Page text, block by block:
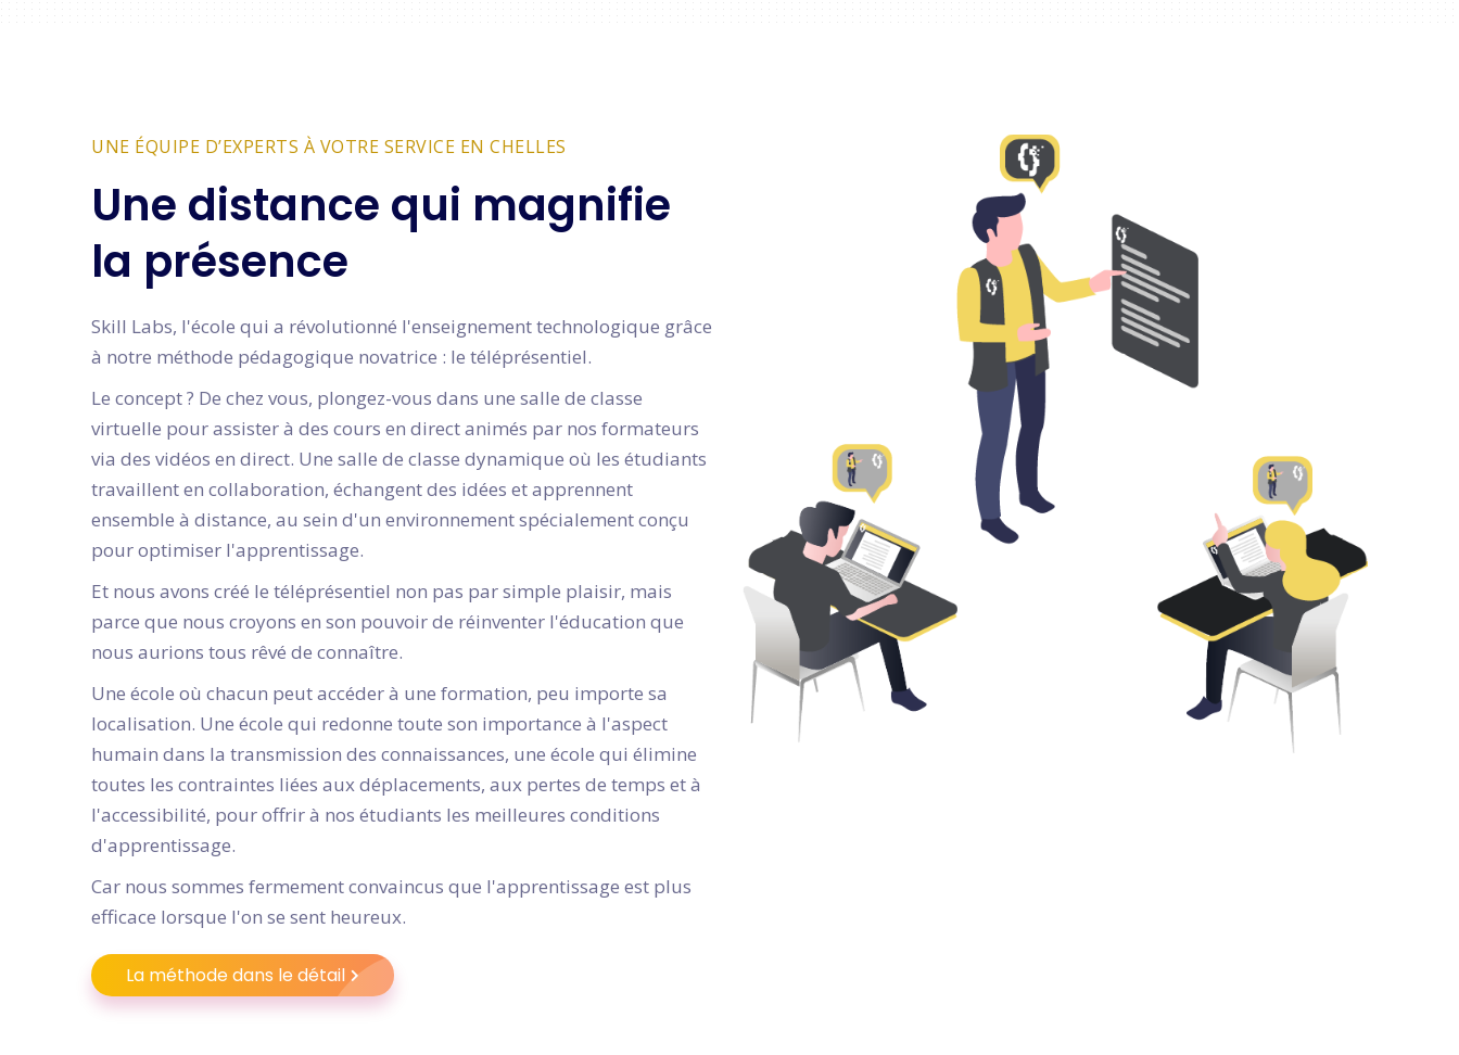
UNE ÉQUIPE D’EXPERTS À VOTRE SERVICE EN CHELLES
Une distance qui magnifie
la présence
Skill Labs, l'école qui a révolutionné l'enseignement technologique grâce
à notre méthode pédagogique novatrice : le téléprésentiel.
Le concept ? De chez vous, plongez-vous dans une salle de classe
virtuelle pour assister à des cours en direct animés par nos formateurs
via des vidéos en direct. Une salle de classe dynamique où les étudiants
travaillent en collaboration, échangent des idées et apprennent
ensemble à distance, au sein d'un environnement spécialement conçu
pour optimiser l'apprentissage.
Et nous avons créé le téléprésentiel non pas par simple plaisir, mais
parce que nous croyons en son pouvoir de réinventer l'éducation que
nous aurions tous rêvé de connaître.
Une école où chacun peut accéder à une formation, peu importe sa
localisation. Une école qui redonne toute son importance à l'aspect
humain dans la transmission des connaissances, une école qui élimine
toutes les contraintes liées aux déplacements, aux pertes de temps et à
l'accessibilité, pour offrir à nos étudiants les meilleures conditions
d'apprentissage.
Car nous sommes fermement convaincus que l'apprentissage est plus
efficace lorsque l'on se sent heureux.
La méthode dans le détail